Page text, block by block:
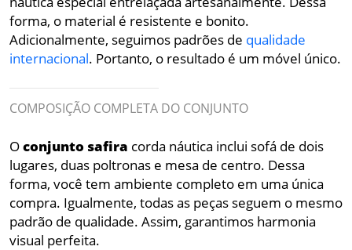
forma, o material é resistente e bonito.
Adicionalmente, seguimos padrões de qualidade
internacional. Portanto, o resultado é um móvel único.
COMPOSIÇÃO COMPLETA DO CONJUNTO
Oconjunto safira corda náutica inclui sofá de dois
lugares, duas poltronas e mesa de centro. Dessa
forma, você tem ambiente completo em uma única
compra. Igualmente, todas as peças seguem o mesmo
padrão de qualidade. Assim, garantimos harmonia
visual perfeita.